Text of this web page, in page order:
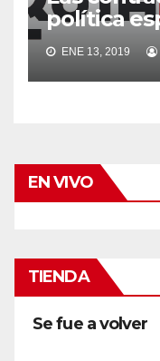
política
ENE 13, 2019
EN VIVO
TIENDA
Se fue a volver